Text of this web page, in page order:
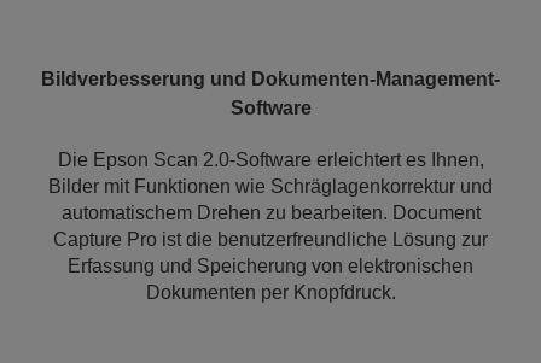
Bildverbesserung und Dokumenten-Management-
Software
Die Epson Scan 2.0-Software erleichtert es Ihnen,
Bilder mit Funktionen wie Schräglagenkorrektur und
automatischem Drehen zu bearbeiten. Document
Capture Pro ist die benutzerfreundliche Lösung zur
Erfassung und Speicherung von elektronischen
Dokumenten per Knopfdruck.